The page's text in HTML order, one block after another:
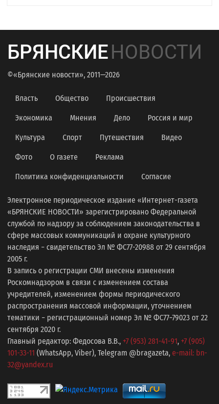
БРЯНСКИЕНОВОСТИ
©«Брянские новости», 2011—2026
Власть Общество Происшествия
Экономика Мнения Дело Россия и мир
Культура Спорт Путешествия Видео
Фото О газете Реклама
Политика конфиденциальности Согласие
Электронное периодическое издание «Интернет-газета
«БРЯНСКИЕ НОВОСТИ» зарегистрировано Федеральной
службой по надзору за соблюдением законодательства в
сфере массовых коммуникаций и охране культурного
наследия − свидетельство Эл № ФС77-20988 от 29 сентября
2005 г.
В запись о регистрации СМИ внесены изменения
Роскомнадзором в связи с изменением состава
учредителей, изменением формы периодического
распространения массовой информации, уточнением
тематики − регистрационный номер Эл № ФС77−79023 от 22
сентября 2020 г.
Главный редактор: Федосова В.В., +7 (953) 281-41-91, +7 (905)
101-33-11 (WhatsApp, Viber), Telegram @bragazeta, e-mail: bn-
32@yandex.ru